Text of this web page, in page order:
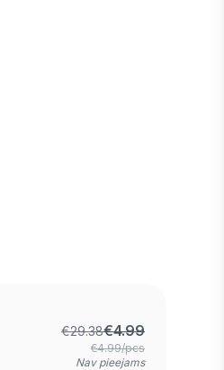
€29.38€4.99
€4.99/pcs
Nav pieejams